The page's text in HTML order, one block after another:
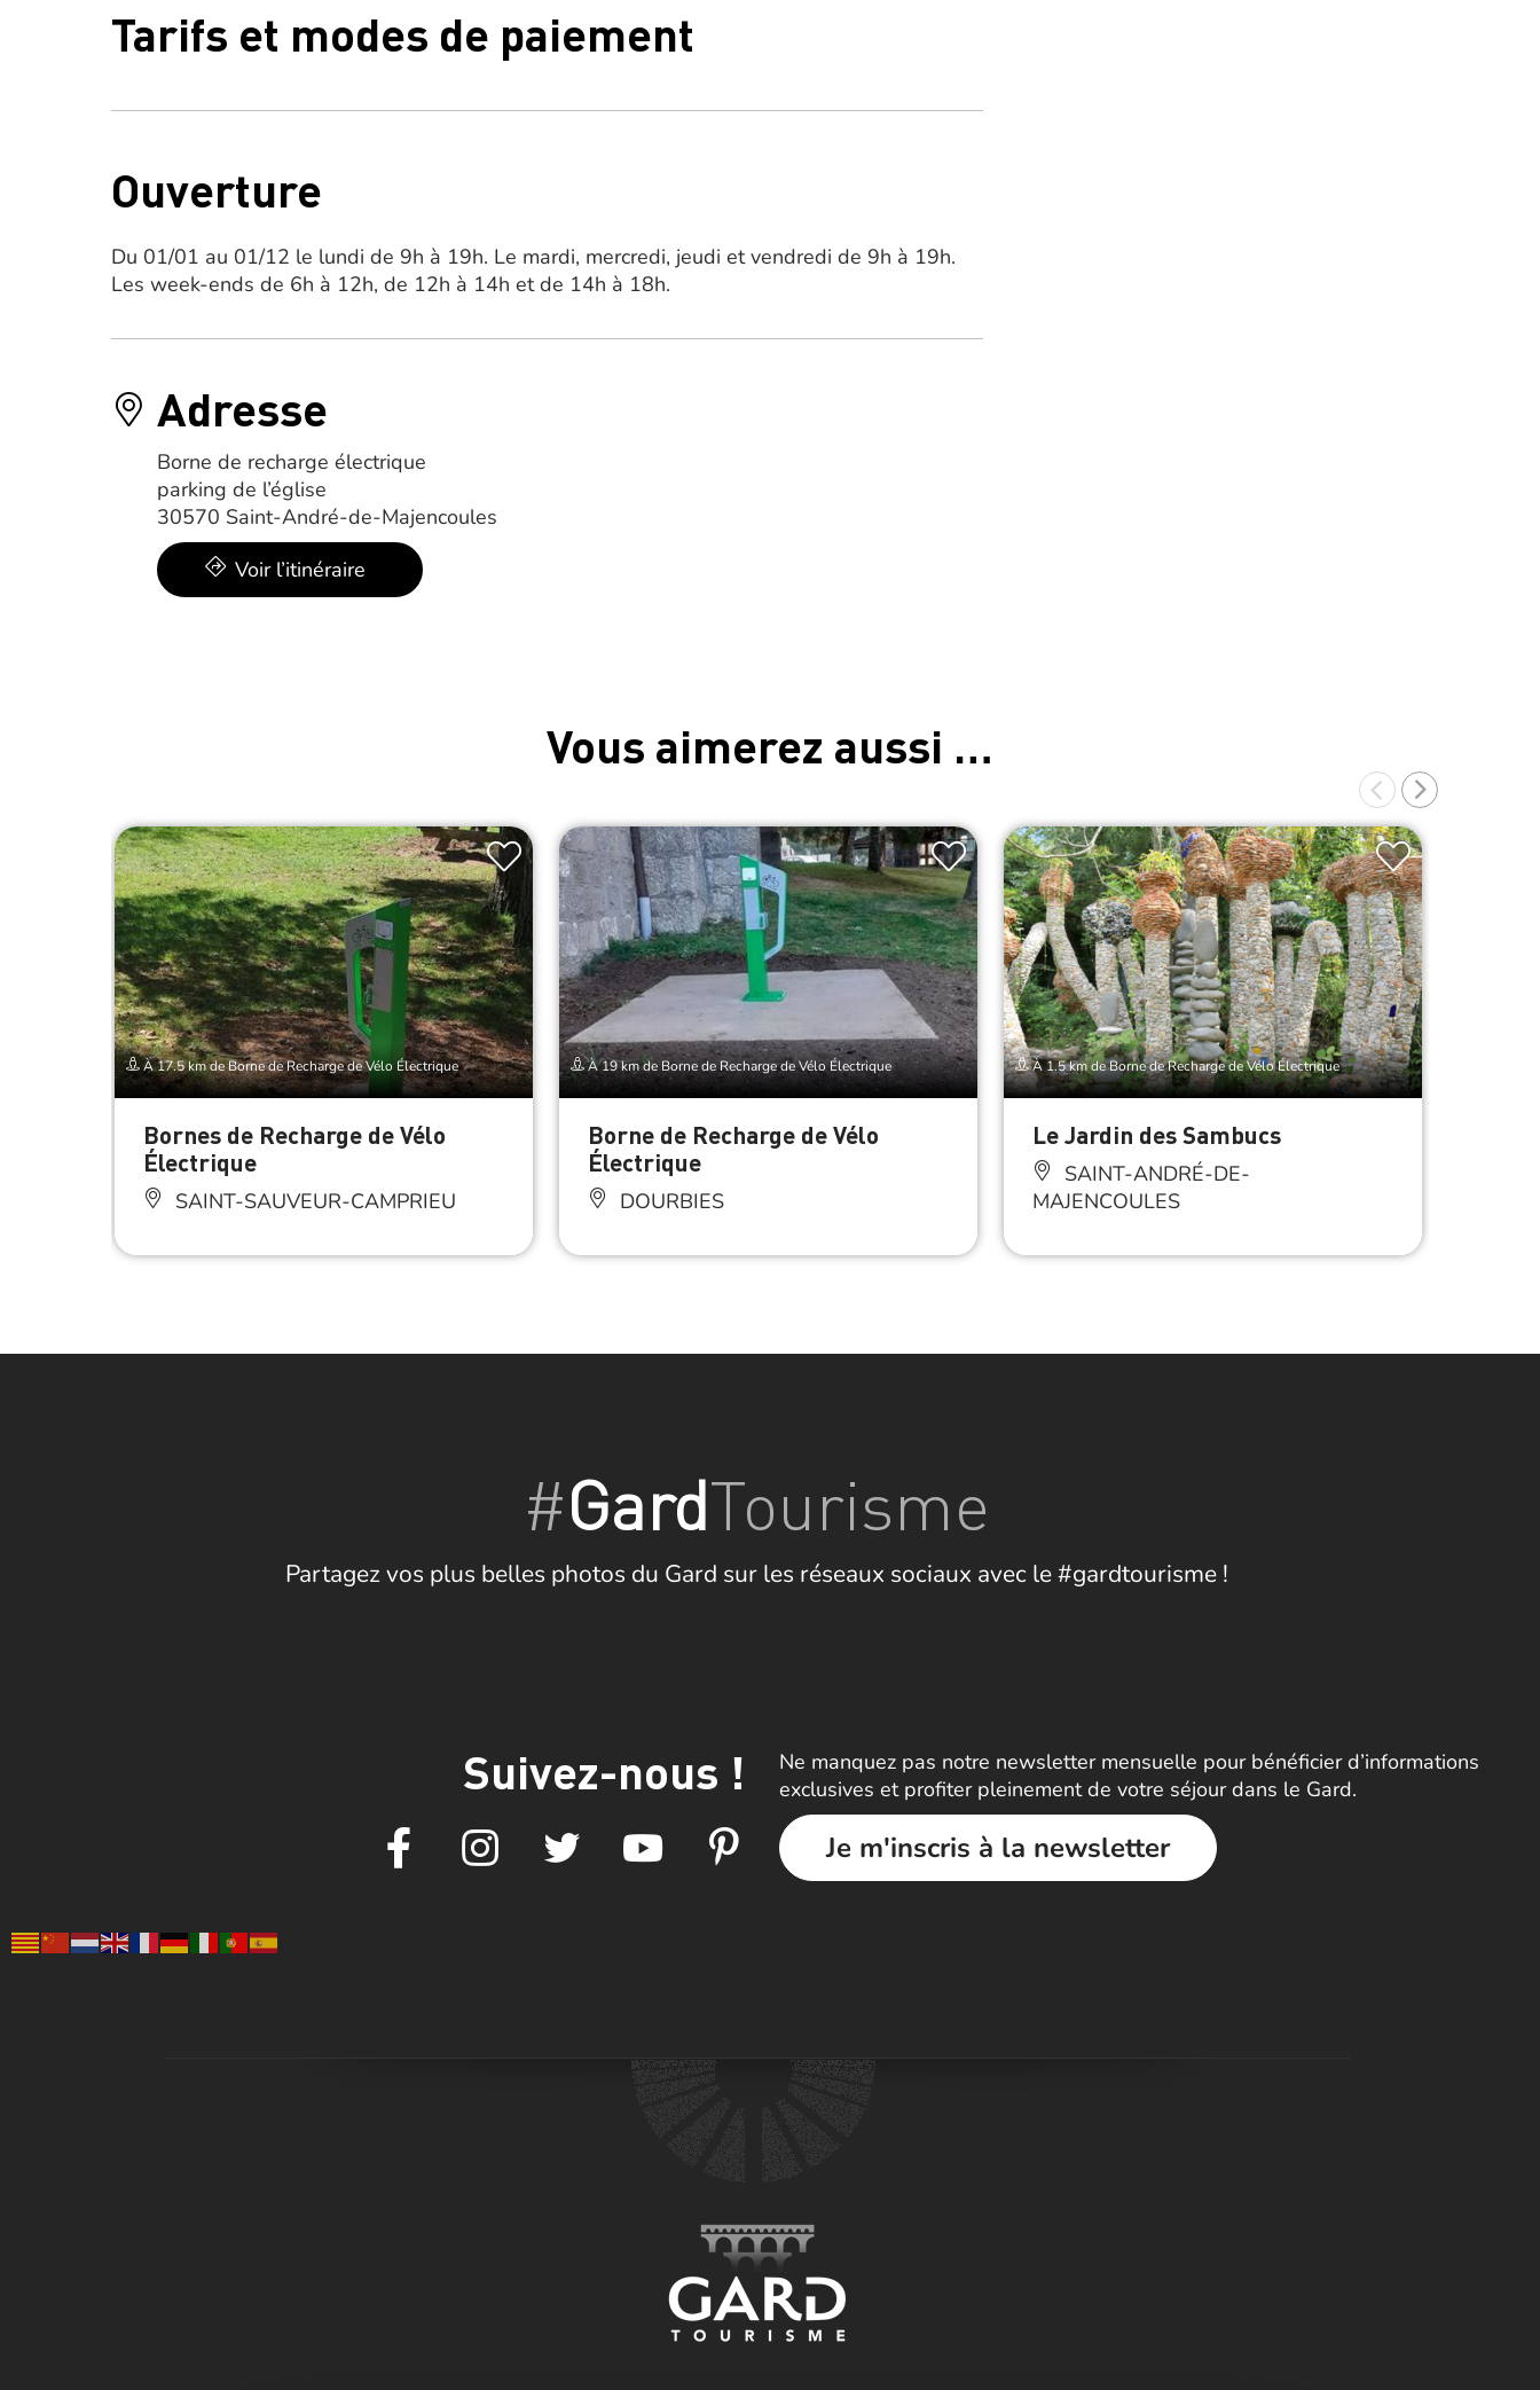
Tarifs et modes de paiement
Ouverture
Du 01/01 au 01/12 le lundi de 9h à 19h. Le mardi, mercredi, jeudi et vendredi de 9h à 19h.
Les week-ends de 6h à 12h, de 12h à 14h et de 14h à 18h.
Adresse
Borne de recharge électrique
parking de l’église
30570 Saint-André-de-Majencoules
Voir l’itinéraire
Vous aimerez aussi …
À 17.5 km de Borne de Recharge de Vélo Électrique
Bornes de Recharge de Vélo
Électrique
SAINT-SAUVEUR-CAMPRIEU
À 19 km de Borne de Recharge de Vélo Électrique
Borne de Recharge de Vélo
Électrique
DOURBIES
À 1.5 km de Borne de Recharge de Vélo Électrique
Le Jardin des Sambucs
SAINT-ANDRÉ-DE-
MAJENCOULES
#GardTourisme
Partagez vos plus belles photos du Gard sur les réseaux sociaux avec le #gardtourisme !
Suivez-nous !
Ne manquez pas notre newsletter mensuelle pour bénéficier d’informations
exclusives et profiter pleinement de votre séjour dans le Gard.
Je m'inscris à la newsletter